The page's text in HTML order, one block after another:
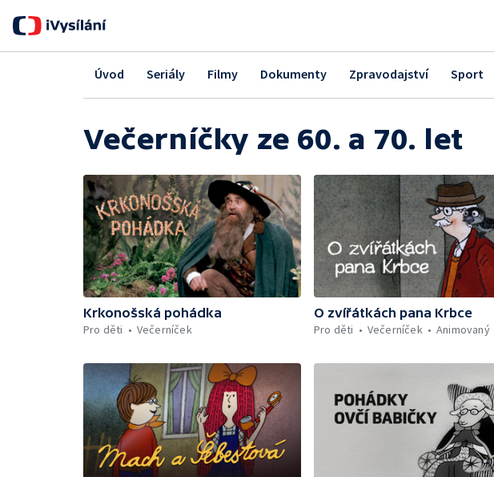
Úvod Seriály Filmy Dokumenty Zpravodajství Sport
Večerníčky ze 60. a 70. let
Krkonošská pohádka
Pro děti
Večerníček
O zvířátkách pana Krbce
Pro děti
Večerníček Animovaný